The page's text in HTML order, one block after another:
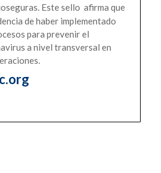
Este sello afirma que
de haber implementado
para prevenir el
a nivel transversal en